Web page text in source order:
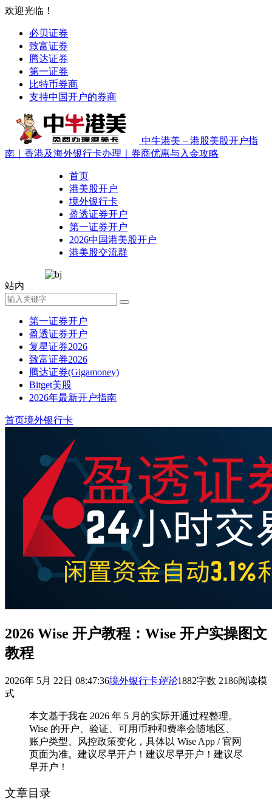
欢迎光临！
必贝证券
致富证券
腾达证券
第一证券
比特币券商
支持中国开户的券商
中牛港美 – 港股美股开户指
南｜香港及海外银行卡办理｜券商优惠与入金攻略
首页
港美股开户
境外银行卡
盈透证券开户
第一证券开户
2026中国港美股开户
港美股交流群
站内
第一证券开户
盈透证券开户
复星证券2026
致富证券2026
腾达证券(Gigamoney)
Bitget美股
2026年最新开户指南
首页境外银行卡
2026 Wise 开户教程：Wise 开户实操图文
教程
2026年 5月 22日 08:47:36境外银行卡评论1882字数 2186阅读模
式
本文基于我在 2026 年 5 月的实际开通过程整理。
Wise 的开户、验证、可用币种和费率会随地区、
账户类型、风控政策变化，具体以 Wise App / 官网
页面为准。建议尽早开户！建议尽早开户！建议尽
早开户！
文章目录